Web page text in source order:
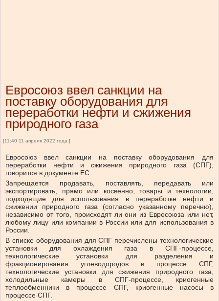
Евросоюз ввел санкции на
поставку оборудования для
переработки нефти и сжижения
природного газа
[11:40 11 апреля 2022 года ]
Евросоюз ввел санкции на поставку оборудования для
переработки нефти и сжижения природного газа (СПГ),
говорится в документе ЕС.
Запрещается продавать, поставлять, передавать или
экспортировать, прямо или косвенно, товары и технологии,
подходящие для использования в переработке нефти и
сжижении природного газа (согласно указанному перечню),
независимо от того, происходят ли они из Евросоюза или нет,
любому лицу или компании в России или для использования в
России.
В списке оборудования для СПГ перечислены технологические
установки для охлаждения газа в СПГ-процессе,
технологические установки для разделения и
фракционирования углеводородов в процессе СПГ,
технологические установки для сжижения природного газа,
холодильные камеры в СПГ-процессе, криогенные
теплообменники в процессе СПГ, криогенные насосы в
процессе СПГ.